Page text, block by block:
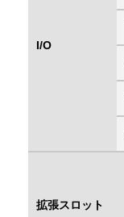
I/O
拡張スロット